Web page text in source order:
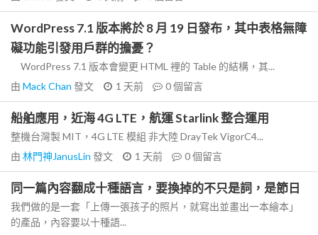
WordPress 7.1 版本將於 8 月 19 日發布，其中表格無障
礙功能引發用戶群的擔憂？
WordPress 7.1 版本會變更 HTML 裡的 Table 的結構，其...
由 Mack Chan 發文 1 天前 0個留言
船舶應用，近海 4G LTE，航運 Starlink 整合運用
整機台灣製 MIT，4G LTE 模組 非大陸 DrayTek VigorC4...
由 林門神JanusLin 發文 1 天前 0個留言
同一篇內容翻成十種語言，要換掉的不只是詞，是節日
我們做的是一套「上傳一張孩子的照片，就寫出並畫出一本繪本」
的產品，內容要以十種語...